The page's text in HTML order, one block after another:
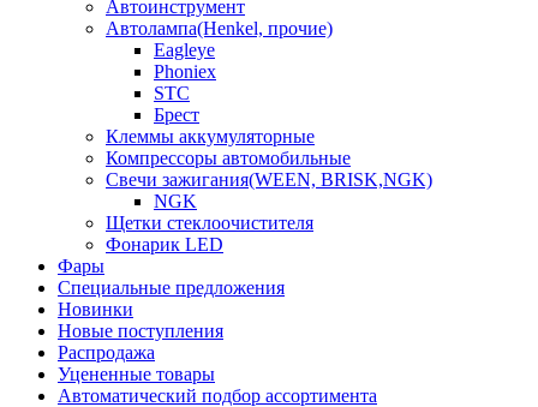
Автоинструмент
Автолампа(Henkel, прочие)
Eagleye
Phoniex
STC
Брест
Клеммы аккумуляторные
Компрессоры автомобильные
Свечи зажигания(WEEN, BRISK,NGK)
NGK
Щетки стеклоочистителя
Фонарик LED
Фары
Специальные предложения
Новинки
Новые поступления
Распродажа
Уцененные товары
Автоматический подбор ассортимента